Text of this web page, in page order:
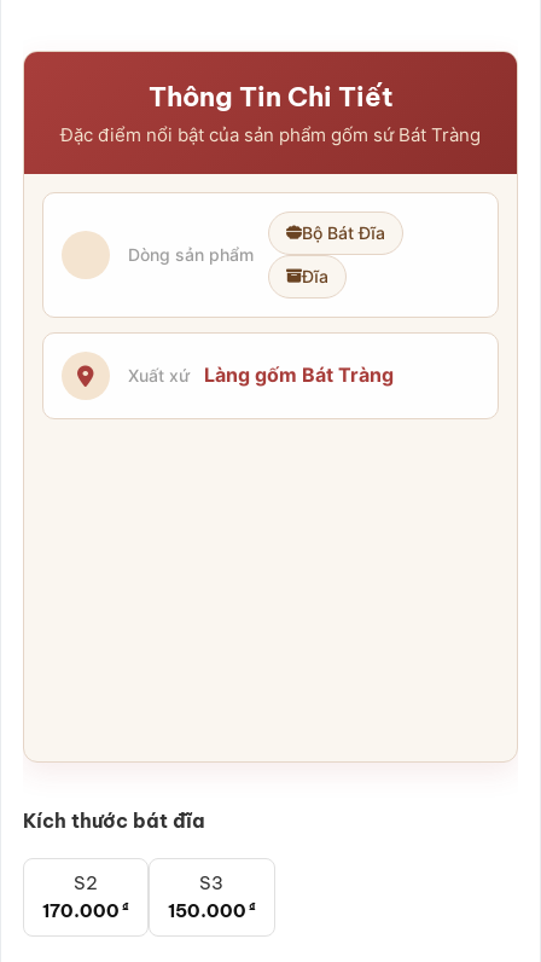
Thông Tin Chi Tiết
Đặc điểm nổi bật của sản phẩm gốm sứ Bát Tràng
Dòng sản phẩm
Bộ Bát Đĩa
Đĩa
Xuất xứ Làng gốm Bát Tràng
Kích thước bát đĩa
S2
170.000 ₫
S3
150.000 ₫